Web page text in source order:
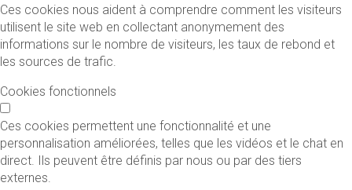
Ces cookies nous aident à comprendre comment les visiteurs
utilisent le site web en collectant anonymement des
informations sur le nombre de visiteurs, les taux de rebond et
les sources de trafic.
Cookies fonctionnels
Ces cookies permettent une fonctionnalité et une
personnalisation améliorées, telles que les vidéos et le chat en
direct. Ils peuvent être définis par nous ou par des tiers
externes.